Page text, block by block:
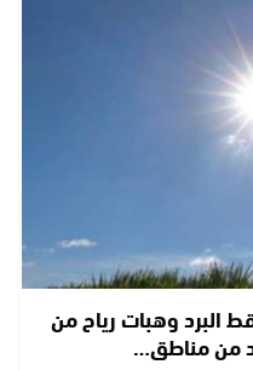
البرد وهبات رياح من
من مناطق…